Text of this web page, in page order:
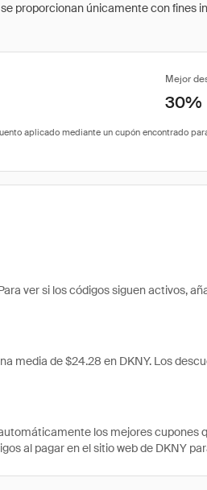
proporcionan únicamente con fines
Mejor
30%
ver si los códigos siguen activos,
media de $24.28 en DKNY. Los
los mejores cupones
al pagar en el sitio web de DKNY